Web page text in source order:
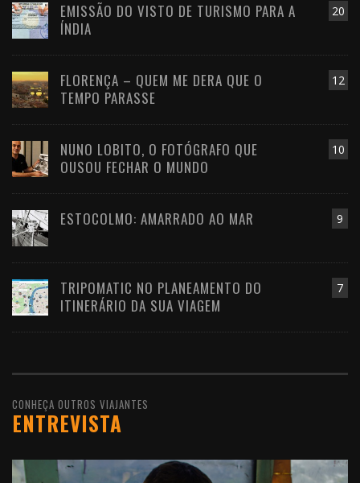
20
EMISSÃO DO VISTO DE TURISMO PARA A
ÍNDIA
12
FLORENÇA – QUEM ME DERA QUE O
TEMPO PARASSE
10
NUNO LOBITO, O FOTÓGRAFO QUE
OUSOU FECHAR O MUNDO
9
ESTOCOLMO: AMARRADO AO MAR
7
TRIPOMATIC NO PLANEAMENTO DO
ITINERÁRIO DA SUA VIAGEM
CONHEÇA OUTROS VIAJANTES
ENTREVISTA